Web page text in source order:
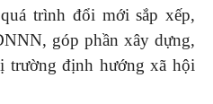
trình đổi mới sắp xếp,
góp phần xây dựng,
trường định hướng xã hội